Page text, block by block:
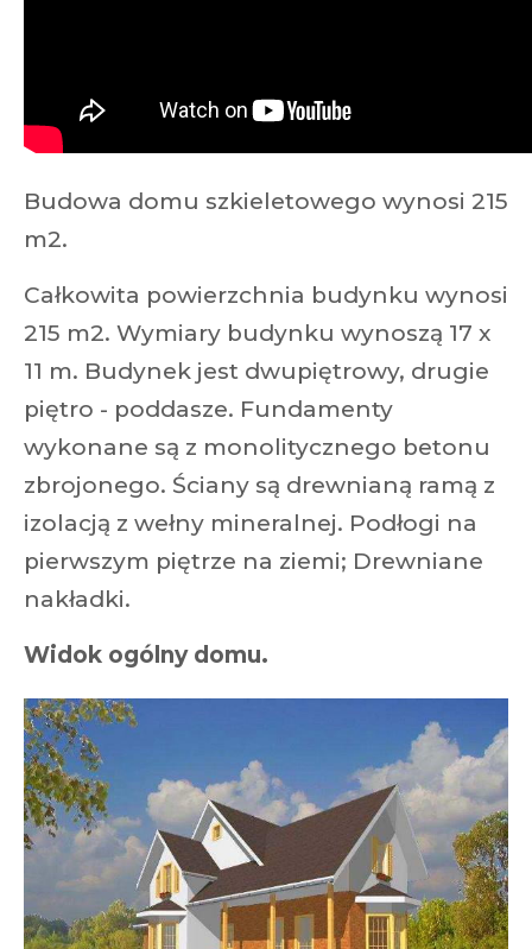
Budowa domu szkieletowego wynosi 215
m2.
Całkowita powierzchnia budynku wynosi
215 m2. Wymiary budynku wynoszą 17 x
11 m. Budynek jest dwupiętrowy, drugie
piętro - poddasze. Fundamenty
wykonane są z monolitycznego betonu
zbrojonego. Ściany są drewnianą ramą z
izolacją z wełny mineralnej. Podłogi na
pierwszym piętrze na ziemi; Drewniane
nakładki.
Widok ogólny domu.